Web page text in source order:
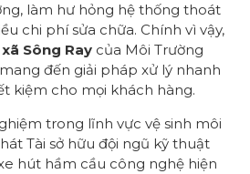
làm hư hỏng hệ thống thoát
chi phí sửa chữa. Chính vì vậy,
Sông Ray của Môi Trường
đến giải pháp xử lý nhanh
kiệm cho mọi khách hàng.
trong lĩnh vực vệ sinh môi
Tài sở hữu đội ngũ kỹ thuật
hút hầm cầu công nghệ hiện